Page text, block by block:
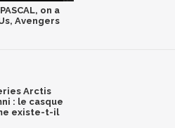
on a
Avengers
Arctis
: le casque
existe-t-il